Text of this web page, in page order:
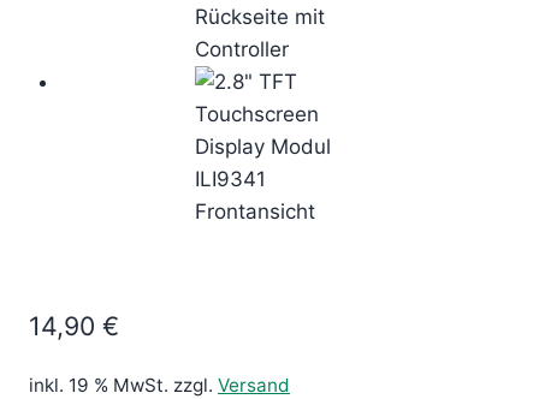
14,90 €
inkl. 19 % MwSt. zzgl. Versand